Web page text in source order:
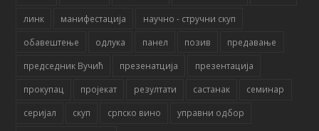
линк
манифестација
научно - стручни скуп
обавештење
одлука панел позив
предавање
председник Вучић
презенатција
презентација
прокупац
пројекат резултати састанак
семинар
серијал
скуп српско вино
управни одбор